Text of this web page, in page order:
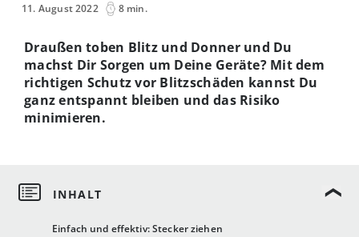
11. August 2022 8 min.
Einfach und effektiv: Stecker ziehen
Draußen toben Blitz und Donner und Du
machst Dir Sorgen um Deine Geräte? Mit dem
richtigen Schutz vor Blitzschäden kannst Du
ganz entspannt bleiben und das Risiko
minimieren.